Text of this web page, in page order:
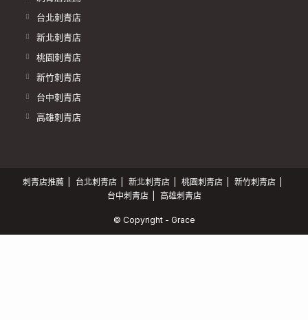
台北刺青店
新北刺青店
桃園刺青店
新竹刺青店
台中刺青店
高雄刺青店
刺青店推薦 台北刺青店 新北刺青店 桃園刺青店
新竹刺青店
台中刺青店
高雄刺青店
© Copyright - Grace